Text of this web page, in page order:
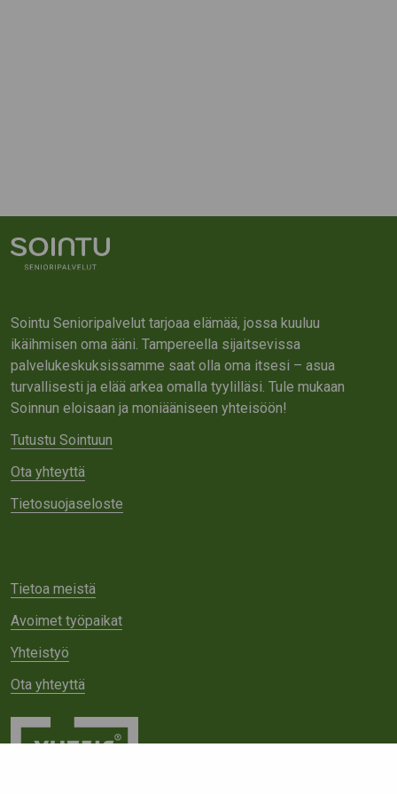
Sointu Senioripalvelut tarjoaa elämää, jossa kuuluu
ikäihmisen oma ääni. Tampereella sijaitsevissa
palvelukeskuksissamme saat olla oma itsesi – asua
turvallisesti ja elää arkea omalla tyylilläsi. Tule mukaan
Soinnun eloisaan ja moniääniseen yhteisöön!
Tutustu Sointuun
Ota yhteyttä
Tietosuojaseloste
Tietoa meistä
Avoimet työpaikat
Yhteistyö
Ota yhteyttä